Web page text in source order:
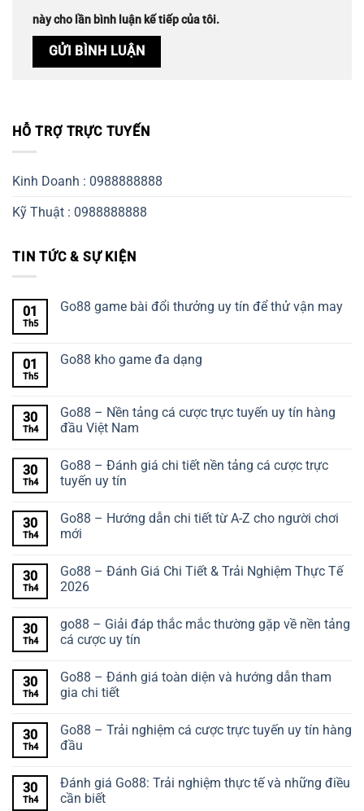
này cho lần bình luận kế tiếp của tôi.
HỖ TRỢ TRỰC TUYẾN
Kinh Doanh : 0988888888
Kỹ Thuật : 0988888888
TIN TỨC & SỰ KIỆN
01
Th5
Go88 game bài đổi thưởng uy tín để thử vận may
01
Th5
Go88 kho game đa dạng
30
Th4
Go88 – Nền tảng cá cược trực tuyến uy tín hàng
đầu Việt Nam
30
Th4
Go88 – Đánh giá chi tiết nền tảng cá cược trực
tuyến uy tín
30
Th4
Go88 – Hướng dẫn chi tiết từ A-Z cho người chơi
mới
30
Th4
Go88 – Đánh Giá Chi Tiết & Trải Nghiệm Thực Tế
2026
30
Th4
go88 – Giải đáp thắc mắc thường gặp về nền tảng
cá cược uy tín
30
Th4
Go88 – Đánh giá toàn diện và hướng dẫn tham
gia chi tiết
30
Th4
Go88 – Trải nghiệm cá cược trực tuyến uy tín hàng
đầu
30
Th4
Đánh giá Go88: Trải nghiệm thực tế và những điều
cần biết